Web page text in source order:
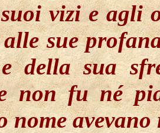
vizi e agli
sue
della sua
non fu né
nome